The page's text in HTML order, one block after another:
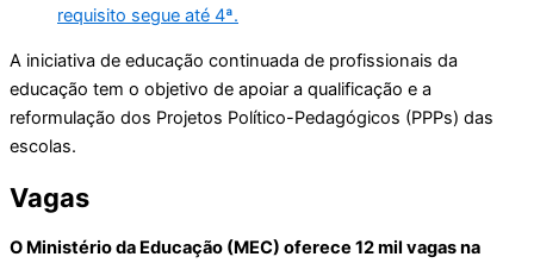
requisito segue até 4ª.
A iniciativa de educação continuada de profissionais da
educação tem o objetivo de apoiar a qualificação e a
reformulação dos Projetos Político-Pedagógicos (PPPs) das
escolas.
Vagas
O Ministério da Educação (MEC) oferece 12 mil vagas na